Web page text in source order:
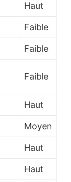
Haut
Faible
Faible
Faible
Haut
Moyen
Haut
Haut